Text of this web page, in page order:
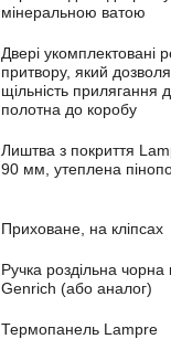
мінеральною ватою
Двері укомплектовані
притвору, який
щільність прилягання
полотна до коробу
Лиштва з покриття
90 мм, утеплена
Приховане, на кліпсах
Ручка роздільна чорна
Genrich (або аналог)
Термопанель Lampre